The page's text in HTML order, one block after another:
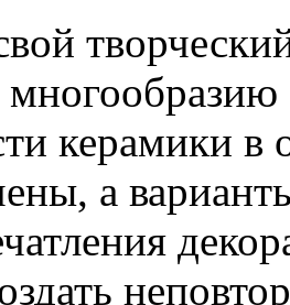
керамики в
а